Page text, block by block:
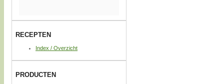
RECEPTEN
Index / Overzicht
PRODUCTEN